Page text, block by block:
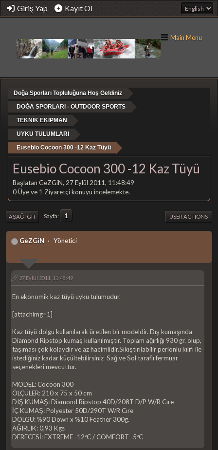
Giriş Yap Kayıt Ol
Main Menu
Doğa Sporları Topluluğuna Hoş Geldiniz
DOĞA SPORLARI - OUTDOOR SPORTS
TEKNİK EKİPMAN
UYKU TULUMLARI
Eusebio Cocoon 300 -12 Kaz Tüyü
Eusebio Cocoon 300 -12 Kaz Tüyü
Başlatan GeZGiN, 27 Eylül 2011, 11:48:49
0 Üye ve 1 Ziyaretçi konuyu incelemekte.
AŞAĞI GIT Sayfa 1 USER ACTIONS
GeZGiN Yönetici
27 Eylül 2011, 11:48:49
En ekonomik kaz tüyü uyku tulumudur.
[attachimg=1]
Kaz tüyü dolgu kullanılarak üretilen bir modeldir. Dış kumaşında
Diamond Ripstop kumaş kullanılmıştır. Toplam ağırlığı 930 gr. olup,
taşıması çok kolaydır ve az hacimlidir.Sıkıştırılabilir perlonlu kılıfı ile
istediğiniz kadar küçültebilirsiniz Sağ ve Sol taraflı fermuar
seçenekleri mevcuttur.
MODEL: Cocoon 300
ÖLÇÜLER: 210 x 75 x 50 cm
DIŞ KUMAŞ: Diamond Ripstop 40D/208T D/P W/R Cıre
İÇ KUMAŞ: Polyester 50D/290T W/R Cıre
DOLGU: %90 Down x %10 Feather 300g.
AĞIRLIK: 0,93 Kgs
DERECESİ: EXTREME -12ºC / COMFORT -5ºC